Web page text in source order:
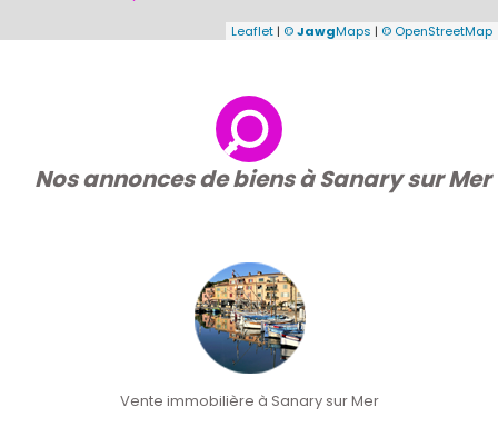
Leaflet | ©JawgMaps | © OpenStreetMap
Nos annonces de biens à Sanary sur Mer
Vente immobilière à Sanary sur Mer